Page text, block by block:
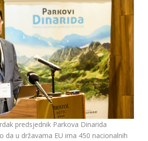
predsjednik Parkova Dinarida
da u državama EU ima 450 nacionalnih